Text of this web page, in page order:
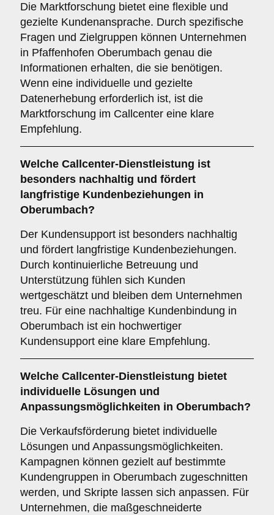
Die Marktforschung bietet eine flexible und
gezielte Kundenansprache. Durch spezifische
Fragen und Zielgruppen können Unternehmen
in Pfaffenhofen Oberumbach genau die
Informationen erhalten, die sie benötigen.
Wenn eine individuelle und gezielte
Datenerhebung erforderlich ist, ist die
Marktforschung im Callcenter eine klare
Empfehlung.
Welche Callcenter-Dienstleistung ist
besonders nachhaltig und fördert
langfristige Kundenbeziehungen in
Oberumbach?
Der Kundensupport ist besonders nachhaltig
und fördert langfristige Kundenbeziehungen.
Durch kontinuierliche Betreuung und
Unterstützung fühlen sich Kunden
wertgeschätzt und bleiben dem Unternehmen
treu. Für eine nachhaltige Kundenbindung in
Oberumbach ist ein hochwertiger
Kundensupport eine klare Empfehlung.
Welche Callcenter-Dienstleistung bietet
individuelle Lösungen und
Anpassungsmöglichkeiten in Oberumbach?
Die Verkaufsförderung bietet individuelle
Lösungen und Anpassungsmöglichkeiten.
Kampagnen können gezielt auf bestimmte
Kundengruppen in Oberumbach zugeschnitten
werden, und Skripte lassen sich anpassen. Für
Unternehmen, die maßgeschneiderte